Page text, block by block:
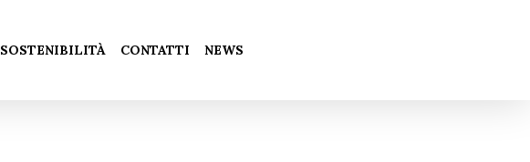
SOSTENIBILITÀ CONTATTI NEWS
Carrello